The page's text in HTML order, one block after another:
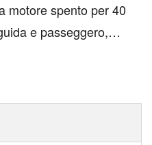
motore spento per 40
e passeggero,
Apple CarPlay®,
con portabicchieri,